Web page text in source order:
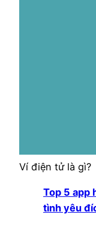
Ví điện tử là gì?
Top 5 app
tình yêu